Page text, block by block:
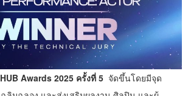
HUB Awards 2025 ครั้งที่ 5 จัดขึ้นโดยมีจุด